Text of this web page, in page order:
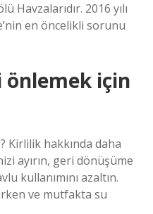
Havzalarıdır. 2016 yılı
en öncelikli sorunu
için
Kirlilik hakkında daha
ayırın, geri dönüşüme
kullanımını azaltın.
ve mutfakta su